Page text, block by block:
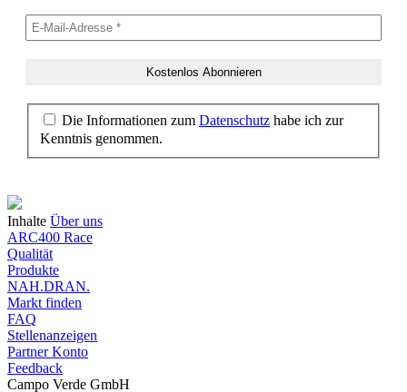
Die Informationen zum Datenschutz habe ich zur
Kenntnis genommen.
Inhalte Über uns
ARC400 Race
Qualität
Produkte
NAH.DRAN.
Markt finden
FAQ
Stellenanzeigen
Partner Konto
Feedback
Campo Verde GmbH